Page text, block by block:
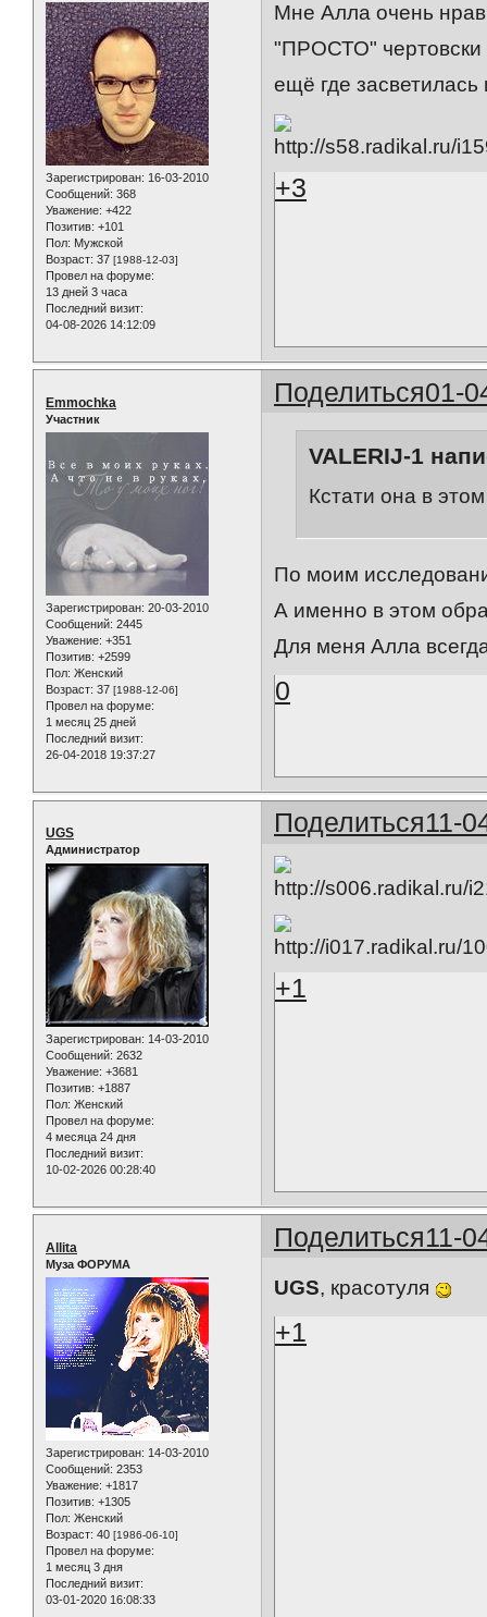
Зарегистрирован: 16-03-2010
Сообщений: 368
Уважение: +422
Позитив: +101
Пол: Мужской
Возраст: 37 [1988-12-03]
Провел на форуме:
13 дней 3 часа
Последний визит:
04-08-2026 14:12:09
Мне Алла очень
"ПРОСТО" чертовски
ещё где засветилась
+3
Поделиться01-
Emmochka
Участник
Зарегистрирован: 20-03-2010
Сообщений: 2445
Уважение: +351
Позитив: +2599
Пол: Женский
Возраст: 37 [1988-12-06]
Провел на форуме:
1 месяц 25 дней
Последний визит:
26-04-2018 19:37:27
VALERIJ-1
Кстати она в
По моим
А именно в этом
Для меня Алла
0
Поделиться11-
UGS
Администратор
Зарегистрирован: 14-03-2010
Сообщений: 2632
Уважение: +3681
Позитив: +1887
Пол: Женский
Провел на форуме:
4 месяца 24 дня
Последний визит:
10-02-2026 00:28:40
+1
Поделиться11-
Allita
Муза ФОРУМА
Зарегистрирован: 14-03-2010
Сообщений: 2353
Уважение: +1817
Позитив: +1305
Пол: Женский
Возраст: 40 [1986-06-10]
Провел на форуме:
1 месяц 3 дня
Последний визит:
03-01-2020 16:08:33
UGS, красотуля
+1